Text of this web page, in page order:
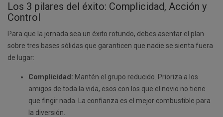
Los 3 pilares del éxito: Complicidad, Acción y
Control
Para que la jornada sea un éxito rotundo, debes asentar el plan
sobre tres bases sólidas que garanticen que nadie se sienta fuera
de lugar:
Complicidad: Mantén el grupo reducido. Prioriza a los
amigos de toda la vida, esos con los que el novio no tiene
que fingir nada. La confianza es el mejor combustible para
la diversión.